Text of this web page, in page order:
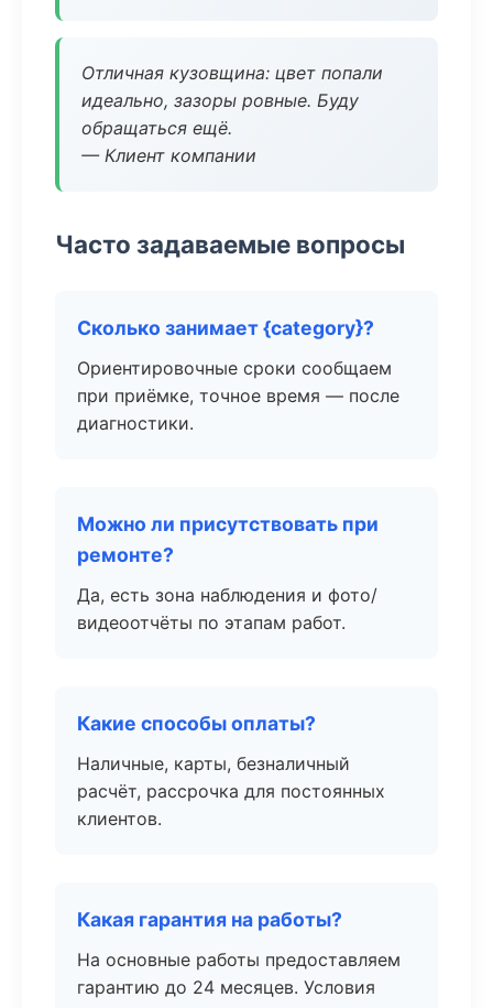
Отличная кузовщина: цвет попали
идеально, зазоры ровные. Буду
обращаться ещё.
— Клиент компании
Часто задаваемые вопросы
Сколько занимает {category}?
Ориентировочные сроки сообщаем
при приёмке, точное время — после
диагностики.
Можно ли присутствовать при
ремонте?
Да, есть зона наблюдения и фото/
видеоотчёты по этапам работ.
Какие способы оплаты?
Наличные, карты, безналичный
расчёт, рассрочка для постоянных
клиентов.
Какая гарантия на работы?
На основные работы предоставляем
гарантию до 24 месяцев. Условия